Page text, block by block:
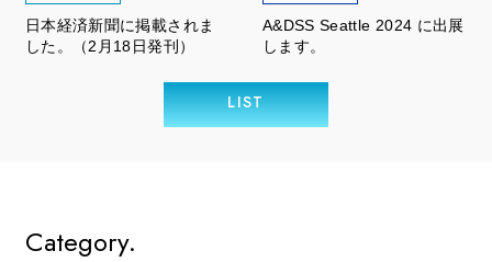
日本経済新聞に掲載されま
した。（2月18日発刊）
A&DSS Seattle 2024 に出展
します。
LIST
Category.